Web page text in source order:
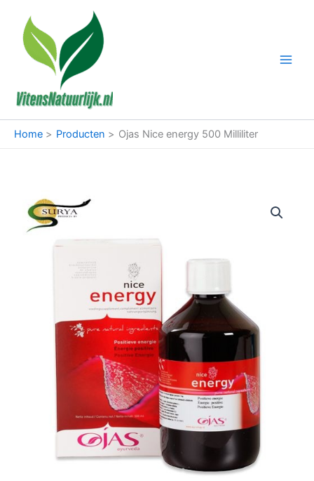
inhoud
Home Producten Ojas Nice energy 500 Milliliter